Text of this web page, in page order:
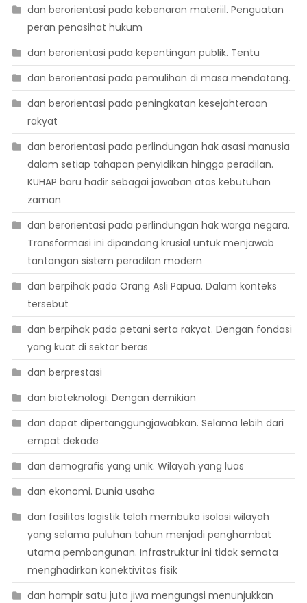
dan berorientasi pada kebenaran materiil. Penguatan
peran penasihat hukum
dan berorientasi pada kepentingan publik. Tentu
dan berorientasi pada pemulihan di masa mendatang.
dan berorientasi pada peningkatan kesejahteraan
rakyat
dan berorientasi pada perlindungan hak asasi manusia
dalam setiap tahapan penyidikan hingga peradilan.
KUHAP baru hadir sebagai jawaban atas kebutuhan
zaman
dan berorientasi pada perlindungan hak warga negara.
Transformasi ini dipandang krusial untuk menjawab
tantangan sistem peradilan modern
dan berpihak pada Orang Asli Papua. Dalam konteks
tersebut
dan berpihak pada petani serta rakyat. Dengan fondasi
yang kuat di sektor beras
dan berprestasi
dan bioteknologi. Dengan demikian
dan dapat dipertanggungjawabkan. Selama lebih dari
empat dekade
dan demografis yang unik. Wilayah yang luas
dan ekonomi. Dunia usaha
dan fasilitas logistik telah membuka isolasi wilayah
yang selama puluhan tahun menjadi penghambat
utama pembangunan. Infrastruktur ini tidak semata
menghadirkan konektivitas fisik
dan hampir satu juta jiwa mengungsi menunjukkan